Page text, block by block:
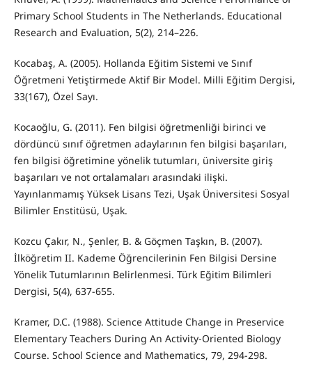
Primary School Students in The Netherlands. Educational
Research and Evaluation, 5(2), 214–226.
Kocabaş, A. (2005). Hollanda Eğitim Sistemi ve Sınıf
Öğretmeni Yetiştirmede Aktif Bir Model. Milli Eğitim Dergisi,
33(167), Özel Sayı.
Kocaoğlu, G. (2011). Fen bilgisi öğretmenliği birinci ve
dördüncü sınıf öğretmen adaylarının fen bilgisi başarıları,
fen bilgisi öğretimine yönelik tutumları, üniversite giriş
başarıları ve not ortalamaları arasındaki ilişki.
Yayınlanmamış Yüksek Lisans Tezi, Uşak Üniversitesi Sosyal
Bilimler Enstitüsü, Uşak.
Kozcu Çakır, N., Şenler, B. & Göçmen Taşkın, B. (2007).
İlköğretim II. Kademe Öğrencilerinin Fen Bilgisi Dersine
Yönelik Tutumlarının Belirlenmesi. Türk Eğitim Bilimleri
Dergisi, 5(4), 637-655.
Kramer, D.C. (1988). Science Attitude Change in Preservice
Elementary Teachers During An Activity-Oriented Biology
Course. School Science and Mathematics, 79, 294-298.